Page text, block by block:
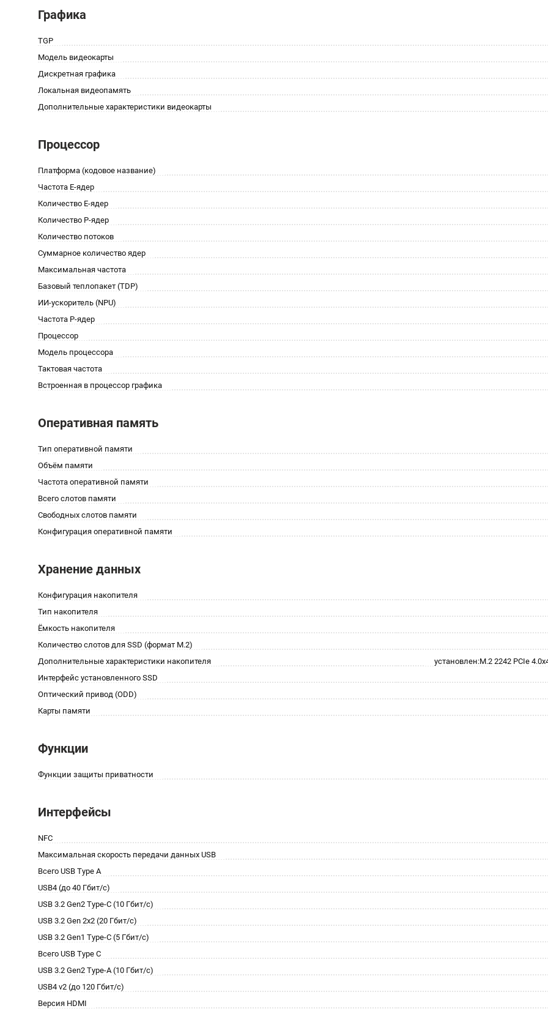
Графика
TGP
Модель видеокарты
Дискретная графика
Локальная видеопамять
Дополнительные характеристики видеокарты
Процессор
Платформа (кодовое название)
Частота E-ядер
Количество E-ядер
Количество P-ядер
Количество потоков
Суммарное количество ядер
Максимальная частота
Базовый теплопакет (TDP)
ИИ-ускоритель (NPU)
Частота P-ядер
Процессор
Модель процессора
Тактовая частота
Встроенная в процессор графика
Оперативная память
Тип оперативной памяти
Объём памяти
Частота оперативной памяти
Всего слотов памяти
Свободных слотов памяти
Конфигурация оперативной памяти
Хранение данных
Конфигурация накопителя
Тип накопителя
Ёмкость накопителя
Количество слотов для SSD (формат M.2)
Дополнительные характеристики накопителя
установлен:M.2 2242 PCIe
Интерфейс установленного SSD
Оптический привод (ODD)
Карты памяти
Функции
Функции защиты приватности
Интерфейсы
NFC
Максимальная скорость передачи данных USB
Всего USB Type A
USB4 (до 40 Гбит/с)
USB 3.2 Gen2 Type-C (10 Гбит/с)
USB 3.2 Gen 2x2 (20 Гбит/с)
USB 3.2 Gen1 Type-C (5 Гбит/с)
Всего USB Type C
USB 3.2 Gen2 Type-A (10 Гбит/с)
USB4 v2 (до 120 Гбит/с)
Версия HDMI